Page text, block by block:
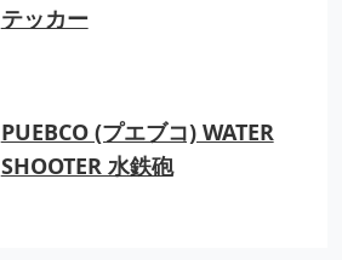
テッカー
PUEBCO (プエブコ) WATER
SHOOTER 水鉄砲